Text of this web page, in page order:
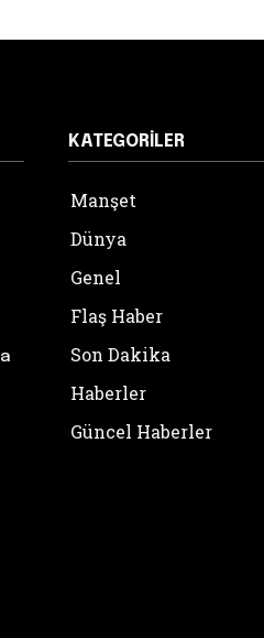
KATEGORILER
Manşet
Dünya
Genel
Flaş Haber
Son Dakika
Haberler
Güncel Haberler